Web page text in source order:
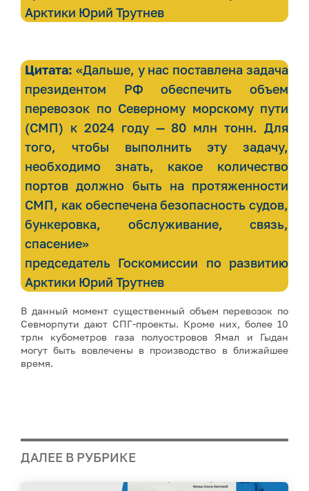
Арктики Юрий Трутнев
Цитата: «Дальше, у нас поставлена задача
президентом РФ обеспечить объем
перевозок по Северному морскому пути
(СМП) к 2024 году — 80 млн тонн. Для
того, чтобы выполнить эту задачу,
необходимо знать, какое количество
портов должно быть на протяженности
СМП, как обеспечена безопасность судов,
бункеровка, обслуживание, связь,
спасение»
председатель Госкомиссии по развитию
Арктики Юрий Трутнев
В данный момент существенный объем перевозок по
Севморпути дают СПГ-проекты. Кроме них, более 10
трлн кубометров газа полуостровов Ямал и Гыдан
могут быть вовлечены в производство в ближайшее
время.
ДАЛЕЕ В РУБРИКЕ